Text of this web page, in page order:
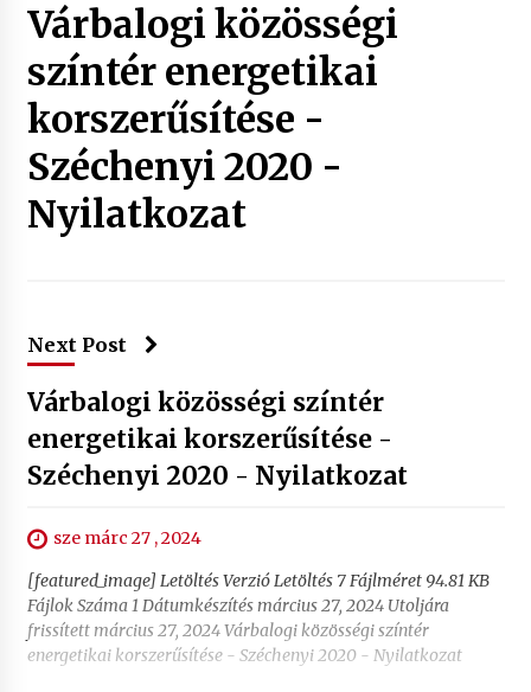
Várbalogi közösségi
színtér energetikai
korszerűsítése -
Széchenyi 2020 -
Nyilatkozat
Next Post
Várbalogi közösségi színtér
energetikai korszerűsítése -
Széchenyi 2020 - Nyilatkozat
sze márc 27 , 2024
[featured_image] Letöltés Verzió Letöltés 7 Fájlméret 94.81 KB
Fájlok Száma 1 Dátumkészítés március 27, 2024 Utoljára
frissített március 27, 2024 Várbalogi közösségi színtér
energetikai korszerűsítése - Széchenyi 2020 - Nyilatkozat